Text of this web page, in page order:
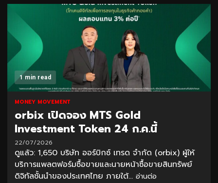
1 min read
MONEY MOVEMENT
orbix เปิดจอง MTS Gold
Investment Token 24 ก.ค.นี้
22/07/2026
ดูแล้ว: 1,650 บริษัท ออร์บิกซ์ เทรด จำกัด (orbix) ผู้ให้
บริการแพลตฟอร์มซื้อขายและนายหน้าซื้อขายสินทรัพย์
ดิจิทัลชั้นนำของประเทศไทย ภายใต้... อ่านต่อ